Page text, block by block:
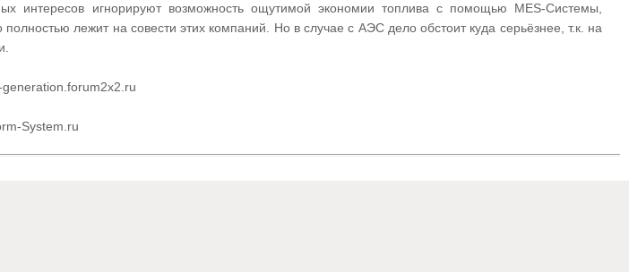
интересов игнорируют возможность ощутимой экономии топлива с помощью MES-Системы,
лежит на совести этих компаний. Но в случае с АЭС дело обстоит куда серьёзнее, т.к. на
System.ru